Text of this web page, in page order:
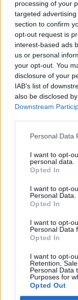
processing of your
targeted
section to confirm
opt-out request is
interest-based ads
us or personal
your opt-out. You
disclosure of your
IAB’s list of
also be disclosed
Downstream
Personal Data
I want to opt-
personal data.
Opted In
I want to opt-
Personal Data.
Opted In
I want to opt-
Personal Data
Opted In
I want to opt-
Retention,
Personal Data
Purposes for
Opted Out
Zitat von P3X774:↑
ein schönes
wünsch dirauch
24 November 2023
P3X774 gefällt dies.
P3X774
Liebe Tessa und
vor der Tür, ein
*Tessa*gefällt dies.
P3X774
Junior Experte
Allen einen
29 Dezember 2023